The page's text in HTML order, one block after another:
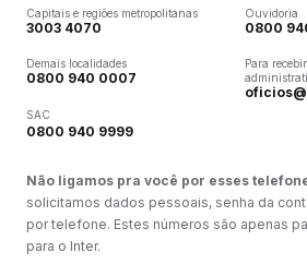
Capitais e regiões metropolitanas
3003 4070
Demais localidades
0800 940 0007
SAC
0800 940 9999
Ouvidoria
0800
Para
Não ligamos pra você por esses
solicitamos dados pessoais, senha da
por telefone. Estes números são apenas
para o Inter.